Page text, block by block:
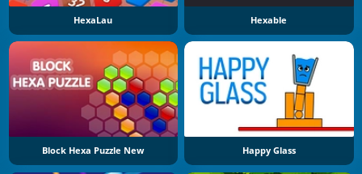
HexaLau Hexable
Block Hexa Puzzle New Happy Glass